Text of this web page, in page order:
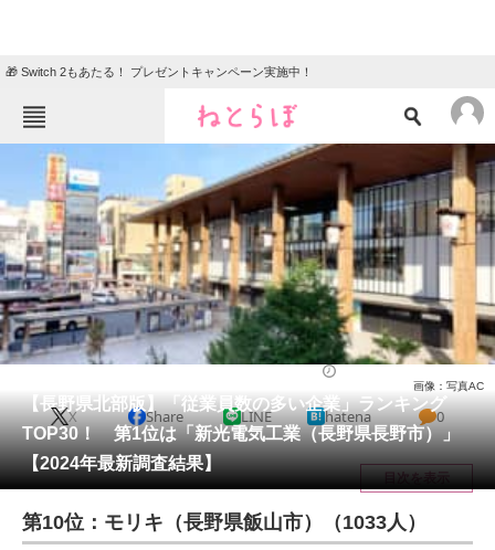
🎁 Switch 2もあたる！ プレゼントキャンペーン実施中！
ねとらぼメニュー
ニュース
エンタメ クイズ
グルメ 地域
住まい 教育・育児
動物 リサーチ
会員記事
メディア
注目記事を集めた総合ページ
ITの今と未来を見通す
【長野県北部版】「従業員数の多い企業」ランキング
TOP30！ 第1位は「新光電気工業（長野県長野市）」
【2024年最新調査結果】
画像：写真AC
X Share LINE hatena 0
目次を表示
第10位：モリキ（長野県飯山市）（1033人）